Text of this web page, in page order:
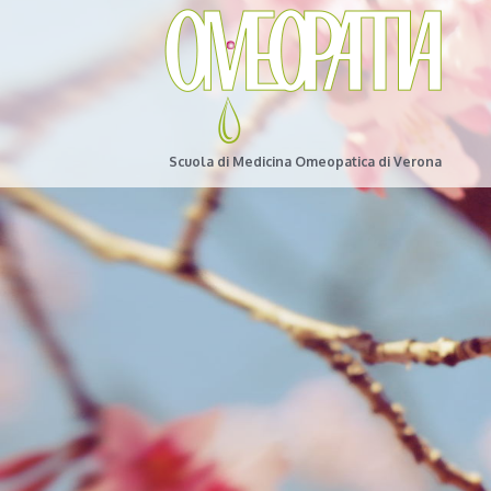
Scuola di Medicina Omeopatica di Verona